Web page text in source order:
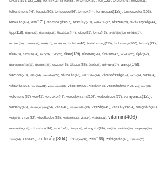
tavasz(87), technika(46), tej(88), tejtermék(60), telefon(49), televízió(31),
teljesítmény(46), terápia(92), terhesség(96), termék(44), természet(129), természetes(103),
tervezés(46), test(171), testmozgás(97), testsúly(79), testtartás(27), tészta(39), tevékenység(44),
tipp(118), tippek(27), tisztaság(35), tisztítás(44), tojás(91), torna(43), torokfájás(32), törődés(27),
történet(38), trauma(31), trükk(25), tudás(30), tudatos(46), tudatosság(115), tudomány(106), túlsúly(72),
túra(78), turmix(64), túró(29), tüdő(28), tünet(139), tünetek(64), türelem(47), uborka(26), újév(42),
újrahasznosítás(37), újszülött(26), úszás(46), Utazás(85), Üdítő(26), ülőmunka(27), ünnep(148),
vacsora(79), válás(24), választás(29), változás(48), változatos(24), várandósság(54), város(24), vas(64),
vásárlás(85), vashiány(31), védekezés(28), védelem(59), vegán(48), vegetáriánus(43), vegyszer(28),
vélemény(57), vér(41), vércukor(49), vércukorszint(108), vérkeringés(77), vérnyomás(125),
verseny(46), vérszegénység(34), vese(46), veszekedés(29), veszély(45), veszélyes(54), világháló(41),
virág(34), vírus(82), viselkedés(86), viszketés(30), vita(34), vitalitás(31), vitamin(406),
vitaminhiány(33), vitaminok(86), víz(184), vizsga(26), vizsgálat(59), zab(34), zabkása(36), zabpehely(36),
zavar(24), zene(85), zöldség(304), zöldségek(32), zsír(166), zsírégetés(46), zsírsav(25)